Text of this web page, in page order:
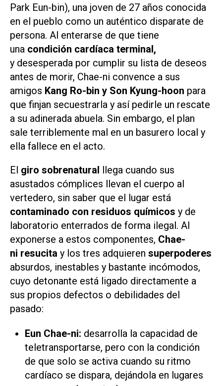
Park Eun-bin), una joven de 27 años conocida
en el pueblo como un auténtico disparate de
persona. Al enterarse de que tiene
una condición cardíaca terminal,
y desesperada por cumplir su lista de deseos
antes de morir, Chae-ni convence a sus
amigos Kang Ro-bin y Son Kyung-hoon para
que finjan secuestrarla y así pedirle un rescate
a su adinerada abuela. Sin embargo, el plan
sale terriblemente mal en un basurero local y
ella fallece en el acto.
El giro sobrenatural llega cuando sus
asustados cómplices llevan el cuerpo al
vertedero, sin saber que el lugar está
contaminado con residuos químicos y de
laboratorio enterrados de forma ilegal. Al
exponerse a estos componentes, Chae-
ni resucita y los tres adquieren superpoderes
absurdos, inestables y bastante incómodos,
cuyo detonante está ligado directamente a
sus propios defectos o debilidades del
pasado:
Eun Chae-ni: desarrolla la capacidad de
teletransportarse, pero con la condición
de que solo se activa cuando su ritmo
cardíaco se dispara, dejándola en lugares